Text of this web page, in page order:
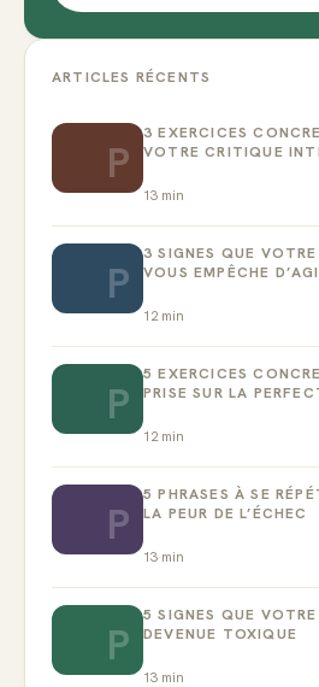
ARTICLES RÉCENTS
P
3 EXERCICES
VOTRE CRITIQUE
13 min
P
3 SIGNES QUE
VOUS EMPÊCHE
12 min
P
5 EXERCICES
PRISE SUR LA
12 min
P
5 PHRASES À SE
LA PEUR DE L’ÉCHEC
13 min
P
5 SIGNES QUE
DEVENUE TOXIQUE
13 min